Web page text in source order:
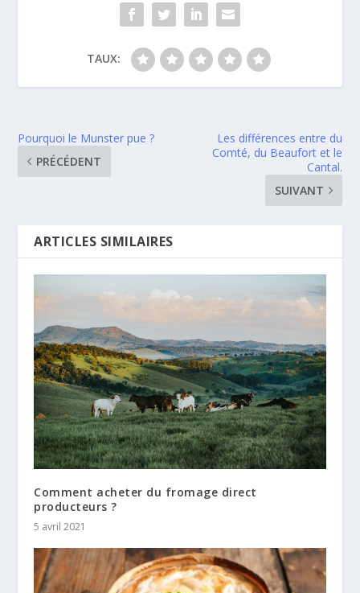
TAUX:
Pourquoi le Munster pue ?
PRÉCÉDENT
Les différences entre du
Comté, du Beaufort et le
Cantal.
SUIVANT
ARTICLES SIMILAIRES
Comment acheter du fromage direct
producteurs ?
5 avril 2021